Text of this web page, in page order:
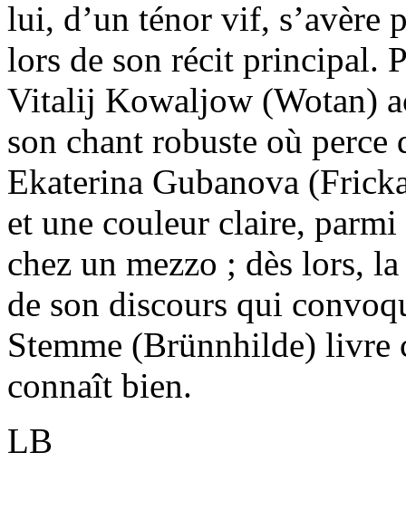
lui, d’un ténor vif, s’avère
lors de son récit principal.
Vitalij Kowaljow (Wotan)
son chant robuste où perce
Ekaterina Gubanova
et une couleur claire,
chez un mezzo ; dès lors,
de son discours qui
Stemme (Brünnhilde) livre
connaît bien.
LB